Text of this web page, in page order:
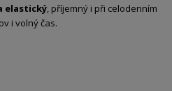
elastický, příjemný i při celodenním
i volný čas.